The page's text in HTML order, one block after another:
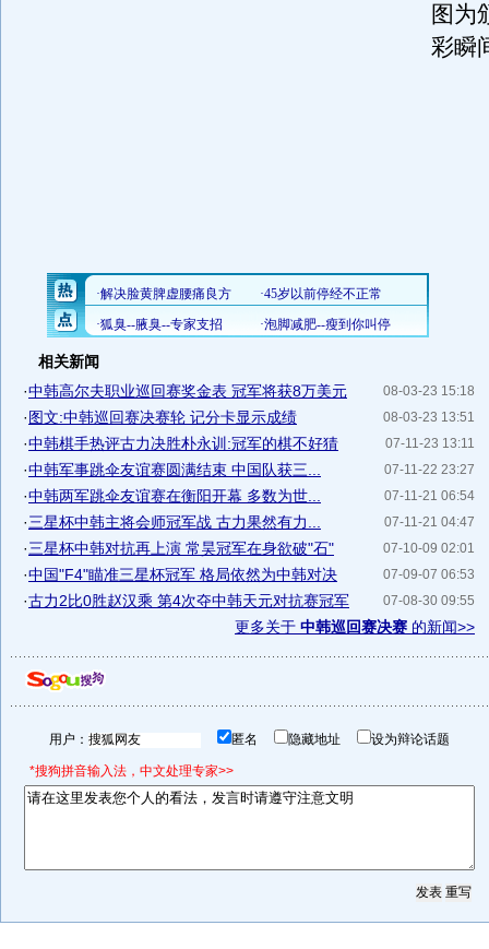
图为
彩瞬
相关新闻
08-03-23 15:18
·中韩高尔夫职业巡回赛奖金表 冠军将获8万美元
08-03-23 13:51
·图文:中韩巡回赛决赛轮 记分卡显示成绩
07-11-23 13:11
·中韩棋手热评古力决胜朴永训:冠军的棋不好猜
07-11-22 23:27
·中韩军事跳伞友谊赛圆满结束 中国队获三...
07-11-21 06:54
·中韩两军跳伞友谊赛在衡阳开幕 多数为世...
07-11-21 04:47
·三星杯中韩主将会师冠军战 古力果然有力...
07-10-09 02:01
·三星杯中韩对抗再上演 常昊冠军在身欲破"石"
07-09-07 06:53
·中国"F4"瞄准三星杯冠军 格局依然为中韩对决
07-08-30 09:55
·古力2比0胜赵汉乘 第4次夺中韩天元对抗赛冠军
更多关于 中韩巡回赛决赛 的新闻>>
用户： 匿名 隐藏地址 设为辩论话题
*搜狗拼音输入法，中文处理专家>>